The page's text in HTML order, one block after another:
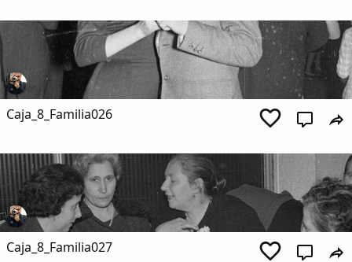
Caja_8_Familia026
Caja_8_Familia027